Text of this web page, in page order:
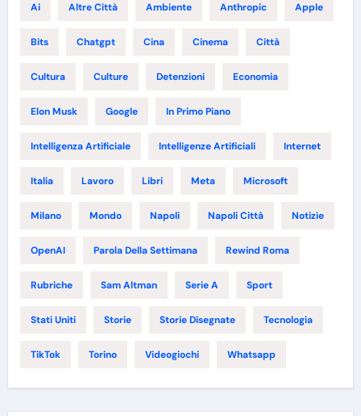
Ai Altre Città Ambiente Anthropic Apple
Bits Chatgpt Cina Cinema Città
Cultura Culture Detenzioni Economia
Elon Musk Google In Primo Piano
Intelligenza Artificiale Intelligenze Artificiali Internet
Italia Lavoro Libri Meta Microsoft
Milano Mondo Napoli Napoli Città Notizie
OpenAI Parola Della Settimana Rewind Roma
Rubriche Sam Altman Serie A Sport
Stati Uniti Storie Storie Disegnate Tecnologia
TikTok Torino Videogiochi Whatsapp